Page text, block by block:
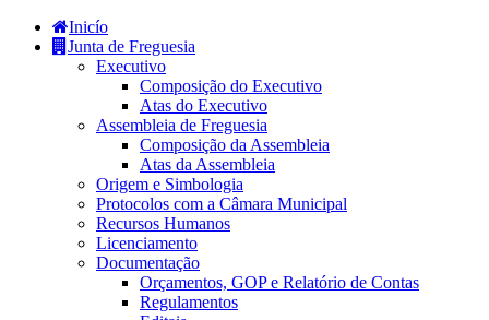
Inicío
Junta de Freguesia
Executivo
Composição do Executivo
Atas do Executivo
Assembleia de Freguesia
Composição da Assembleia
Atas da Assembleia
Origem e Simbologia
Protocolos com a Câmara Municipal
Recursos Humanos
Licenciamento
Documentação
Orçamentos, GOP e Relatório de Contas
Regulamentos